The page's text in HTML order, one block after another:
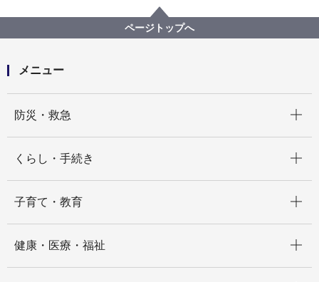
写真で見る昭和の横浜
連合軍の進駐
国道１号を横浜へ向かって進駐する米軍戦車隊
ページトップへ
メニュー
防災・救急
くらし・手続き
子育て・教育
健康・医療・福祉